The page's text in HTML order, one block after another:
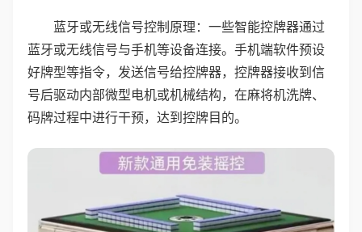
蓝牙或无线信号控制原理：一些智能控牌器通过
蓝牙或无线信号与手机等设备连接。手机端软件预设
好牌型等指令，发送信号给控牌器，控牌器接收到信
号后驱动内部微型电机或机械结构，在麻将机洗牌、
码牌过程中进行干预，达到控牌目的。